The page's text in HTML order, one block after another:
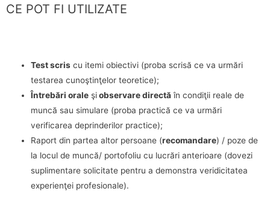
CE POT FI UTILIZATE
Test scris cu itemi obiectivi (proba scrisă ce va urmări
testarea cunoştinţelor teoretice);
Întrebări orale şiobservare directăîn condiţii reale de
muncă sau simulare (proba practică ce va urmări
verificarea deprinderilor practice);
Raport din partea altor persoane (recomandare) / poze de
la locul de muncă/ portofoliu cu lucrări anterioare (dovezi
suplimentare solicitate pentru a demonstra veridicitatea
experienţei profesionale).